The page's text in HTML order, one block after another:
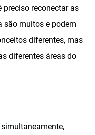
preciso reconectar as
são muitos e podem
diferentes, mas
diferentes áreas do